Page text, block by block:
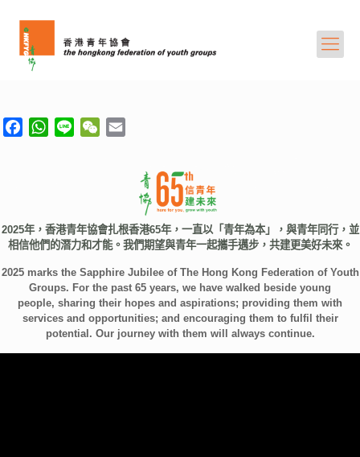
FacebookWhatsApp
Line WeChat
2025年，香港青年協會扎根香港65年，一直以「青年為本」，與青年同行，並
相信他們的潛力和才能。
我們期望與青年一起攜手邁步，共建更美好未來。
2025 marks the Sapphire Jubilee of The Hong Kong
Federation of Youth Groups.For the past 65 years,we have
walked beside young people,
FacebookWhatsApp
Line WeChat
2025年，香港青年協會扎根香港65年，一直以「青年為本」，與青年同行，並
相信他們的潛力和才能。 我們期望與青年一起攜手邁步，共建更美好未來。
2025 marks the Sapphire Jubilee of The Hong Kong Federation of Youth
Groups. For the past 65 years, we have walked beside young
people, sharing their hopes and aspirations; providing them with
services and opportunities; and encouraging them to fulfil their
potential. Our journey with them will always continue.